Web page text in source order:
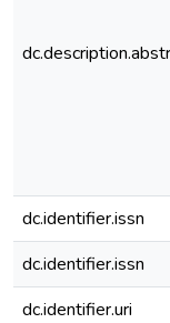
dc.identifier.issn
dc.identifier.issn
dc.identifier.uri